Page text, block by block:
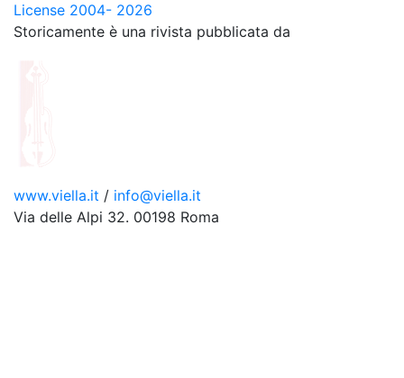
License 2004- 2026
Storicamente è una rivista pubblicata da
www.viella.it / info@viella.it
Via delle Alpi 32. 00198 Roma